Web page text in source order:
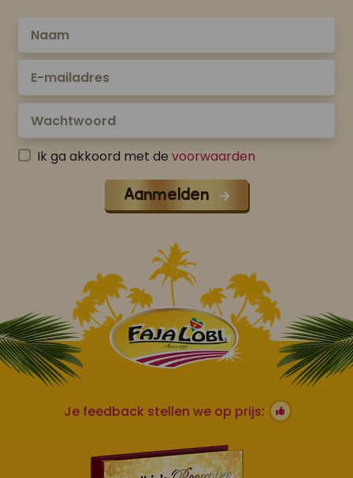
Ik ga akkoord met de voorwaarden
Aanmelden
Je feedback stellen we op prijs: